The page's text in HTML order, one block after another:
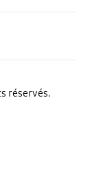
réservés.